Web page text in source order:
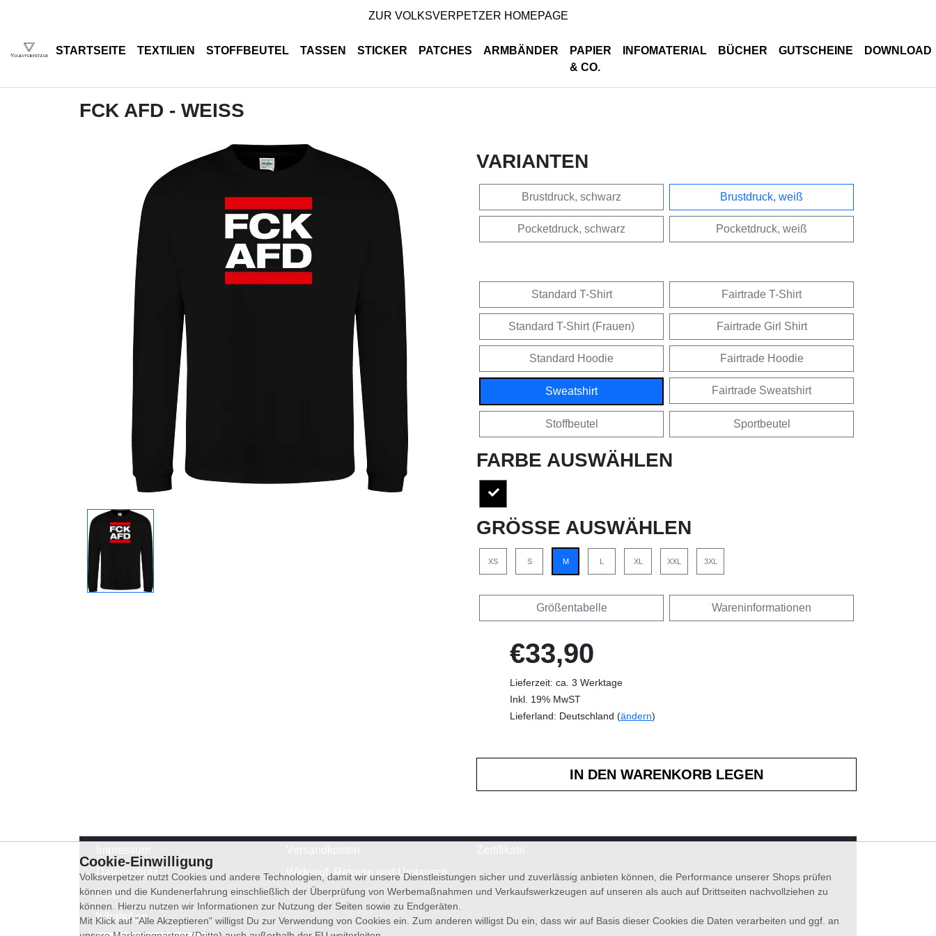
ZUR VOLKSVERPETZER HOMEPAGE
STARTSEITE TEXTILIEN STOFFBEUTEL TASSEN STICKER PATCHES ARMBÄNDER
PAPIER
& CO.
INFOMATERIAL BÜCHER GUTSCHEINE DOWNLOAD
FCK AFD - WEISS
VARIANTEN
Brustdruck, schwarz Brustdruck, weiß
Pocketdruck, schwarz Pocketdruck, weiß
Standard T-Shirt Fairtrade T-Shirt
Standard T-Shirt (Frauen) Fairtrade Girl Shirt
Standard Hoodie Fairtrade Hoodie
Sweatshirt Fairtrade Sweatshirt
Stoffbeutel Sportbeutel
FARBE AUSWÄHLEN
GRÖSSE AUSWÄHLEN
XS S M L XL XXL 3XL
Größentabelle Wareninformationen
€33,90
Lieferzeit: ca. 3 Werktage
Inkl. 19% MwST
Lieferland: Deutschland (ändern)
Datenschutz
AGB
WhatsApp
Widerruf, Retoure und Umtausch
Cookie-Einwilligung
Volksverpetzer nutzt Cookies und andere Technologien, damit wir unsere Dienstleistungen sicher und zuverlässig anbieten können, die Performance unserer Shops prüfen
können und die Kundenerfahrung einschließlich der Überprüfung von Werbemaßnahmen und Verkaufswerkzeugen auf unseren als auch auf Drittseiten nachvollziehen zu
können. Hierzu nutzen wir Informationen zur Nutzung der Seiten sowie zu Endgeräten.
Mit Klick auf "Alle Akzeptieren" willigst Du zur Verwendung von Cookies ein. Zum anderen willigst Du ein, dass wir auf Basis dieser Cookies die Daten verarbeiten und ggf. an